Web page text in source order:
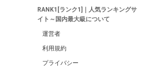
RANK1[ランク1]｜人気ランキングサ
イト～国内最大級について
運営者
利用規約
プライバシー